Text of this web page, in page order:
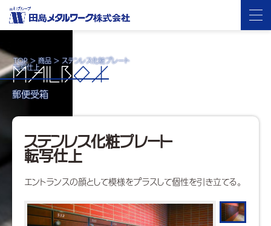
TOP>商品 >ステンレス化粧プレート
転写仕上
MAILBOX
郵便受箱
ステンレス化粧プレート
転写仕上
エントランスの顔として模様をプラスして個性を引き立てる。